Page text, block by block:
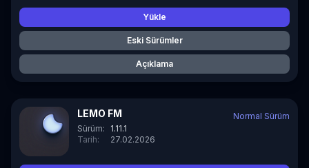
Yükle
Eski Sürümler
Açıklama
LEMO FM
Sürüm:
1.11.1
Tarih:
27.02.2026
Normal Sürüm